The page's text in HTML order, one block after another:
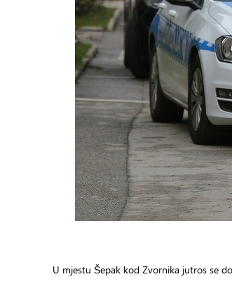
U mjestu Šepak kod Zvornika jutros se